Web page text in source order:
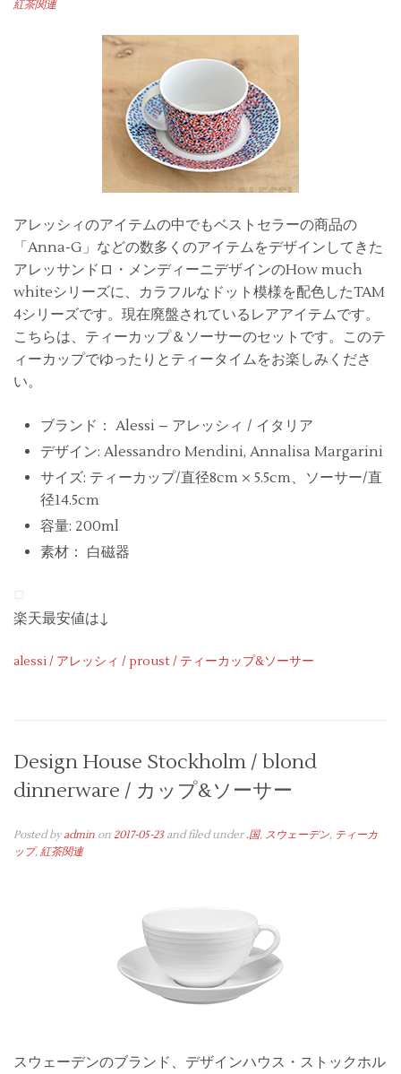
紅茶関連
アレッシィのアイテムの中でもベストセラーの商品の
「Anna-G」などの数多くのアイテムをデザインしてきた
アレッサンドロ・メンディーニデザインのHow much
whiteシリーズに、カラフルなドット模様を配色したTAM
4シリーズです。現在廃盤されているレアアイテムです。
こちらは、ティーカップ＆ソーサーのセットです。このテ
ィーカップでゆったりとティータイムをお楽しみくださ
い。
ブランド： Alessi – アレッシィ / イタリア
デザイン: Alessandro Mendini, Annalisa Margarini
サイズ: ティーカップ/直径8cm × 5.5cm、ソーサー/直
径14.5cm
容量: 200ml
素材： 白磁器
楽天最安値は↓
alessi / アレッシィ / proust / ティーカップ&ソーサー
Design House Stockholm / blond
dinnerware / カップ&ソーサー
Posted byadmin on 2017-05-23 and filed under .国, スウェーデン, ティーカ
ップ, 紅茶関連
スウェーデンのブランド、デザインハウス・ストックホル